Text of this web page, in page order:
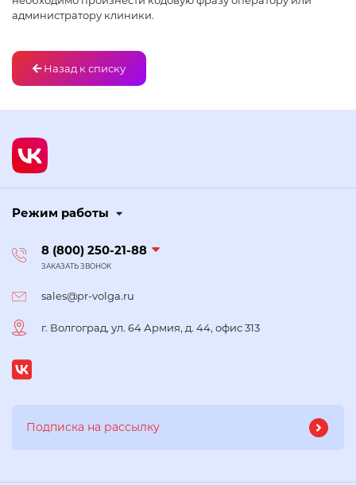
администратору клиники.
Назад к списку
Режим работы
8 (800) 250-21-88
ЗАКАЗАТЬ ЗВОНОК
sales@pr-volga.ru
г. Волгоград, ул. 64 Армия, д. 44, офис 313